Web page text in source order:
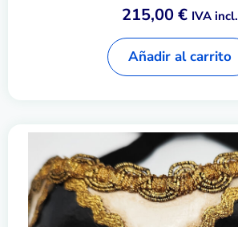
215,00€ IVA incl.
Añadir al carrito